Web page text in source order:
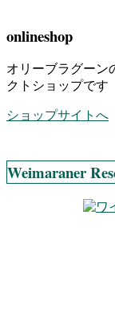
onlineshop
オリーブラグーン
クトショップです
ショップサイトへ
Weimaraner